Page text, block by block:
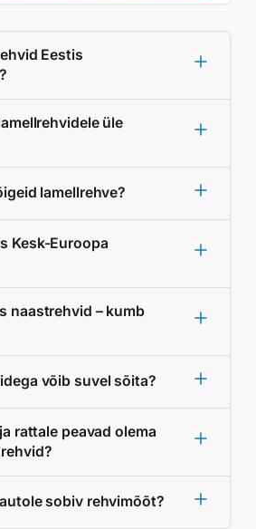
Eestis
üle
lamellrehve?
Kesk-Euroopa
naastrehvid – kumb
võib suvel sõita?
rattale peavad olema
sobiv rehvimõõt?